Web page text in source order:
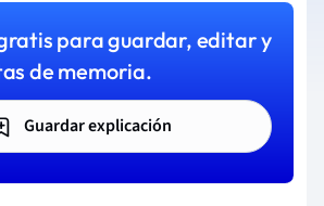
para guardar, editar y
de memoria.
Guardar explicación